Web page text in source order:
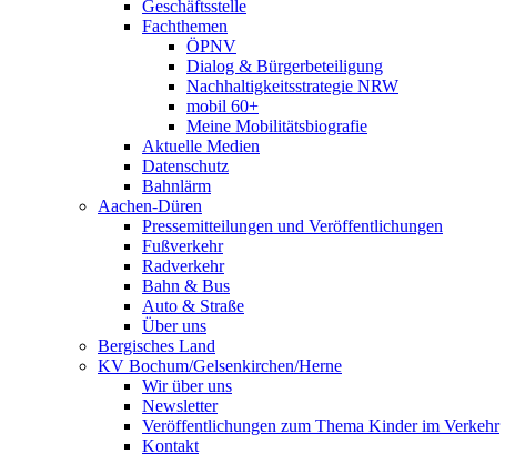
Geschäftsstelle
Fachthemen
ÖPNV
Dialog & Bürgerbeteiligung
Nachhaltigkeitsstrategie NRW
mobil 60+
Meine Mobilitätsbiografie
Aktuelle Medien
Datenschutz
Bahnlärm
Aachen-Düren
Pressemitteilungen und Veröffentlichungen
Fußverkehr
Radverkehr
Bahn & Bus
Auto & Straße
Über uns
Bergisches Land
KV Bochum/Gelsenkirchen/Herne
Wir über uns
Newsletter
Veröffentlichungen zum Thema Kinder im Verkehr
Kontakt